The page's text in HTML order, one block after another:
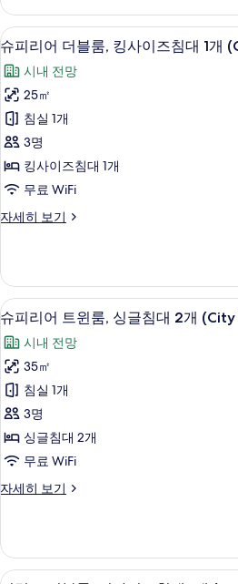
기
세
히
보
기
슈
피
리
어
더
블
룸,
킹
사
즈
침
대
1
개
(City
View)
사
진
모
두
기
슈피
2
슈피리어 더블룸, 킹사이즈침대 1개
시내 전망
25㎡
침실 1개
3명
킹사이즈침대 1개
무료 WiFi
자세히 보기
슈
더
블
룸,
킹
사
이
즈
침
대
개
(City
자
보
기
슈
피
리
어
트
윈
룸,
싱
글
대
2
슈피
1
슈피리어 트윈룸, 싱글침대 2개
시내 전망
35㎡
침실 1개
3명
싱글침대 2개
무료 WiFi
자세히 보기
슈
트
윈
디 디럭